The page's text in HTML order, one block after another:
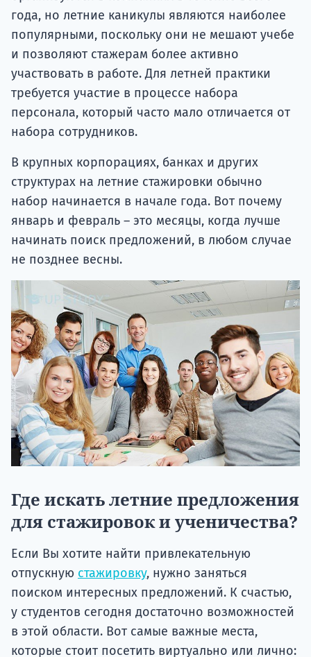
года, но летние каникулы являются наиболее
популярными, поскольку они не мешают учебе
и позволяют стажерам более активно
участвовать в работе. Для летней практики
требуется участие в процессе набора
персонала, который часто мало отличается от
набора сотрудников.
В крупных корпорациях, банках и других
структурах на летние стажировки обычно
набор начинается в начале года. Вот почему
январь и февраль – это месяцы, когда лучше
начинать поиск предложений, в любом случае
не позднее весны.
Где искать летние предложения
для стажировок и ученичества?
Если Вы хотите найти привлекательную
отпускную стажировку, нужно заняться
поиском интересных предложений. К счастью,
у студентов сегодня достаточно возможностей
в этой области. Вот самые важные места,
которые стоит посетить виртуально или лично: